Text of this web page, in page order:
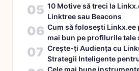
05 10 Motive să treci la
Linktree sau Beacons
06 Cum să folosești Linkx.ee
mai bun pe profilurile tale
07 Crește-ți Audiența cu
Strategii Inteligente
Cele mai bune